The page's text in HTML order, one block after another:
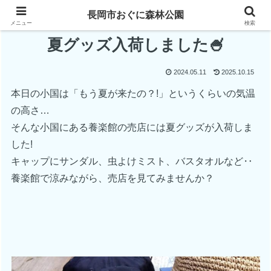
夏グッズ入荷しました🍧
2024.05.11 2025.10.15
本日の小国は「もう夏が来たの？!」というくらいの気温
の高さ…
そんな小国にある養楽館の売店には夏グッズが入荷しま
した!
キャップにサンダル、虫よけミスト、バスタオルなど‥
養楽館で涼みながら、売店を見てみませんか？
メニュー
長岡市おぐに森林公園
検索